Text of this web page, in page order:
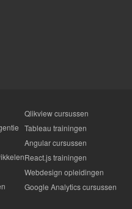
Qlikview cursussen
Tableau trainingen
Angular cursussen
React.js trainingen
Webdesign opleidingen
Google Analytics cursussen